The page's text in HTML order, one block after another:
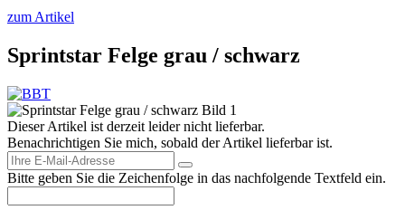
zum Artikel
Sprintstar Felge grau / schwarz
Dieser Artikel ist derzeit leider nicht lieferbar.
Benachrichtigen Sie mich, sobald der Artikel lieferbar ist.
Bitte geben Sie die Zeichenfolge in das nachfolgende Textfeld ein.